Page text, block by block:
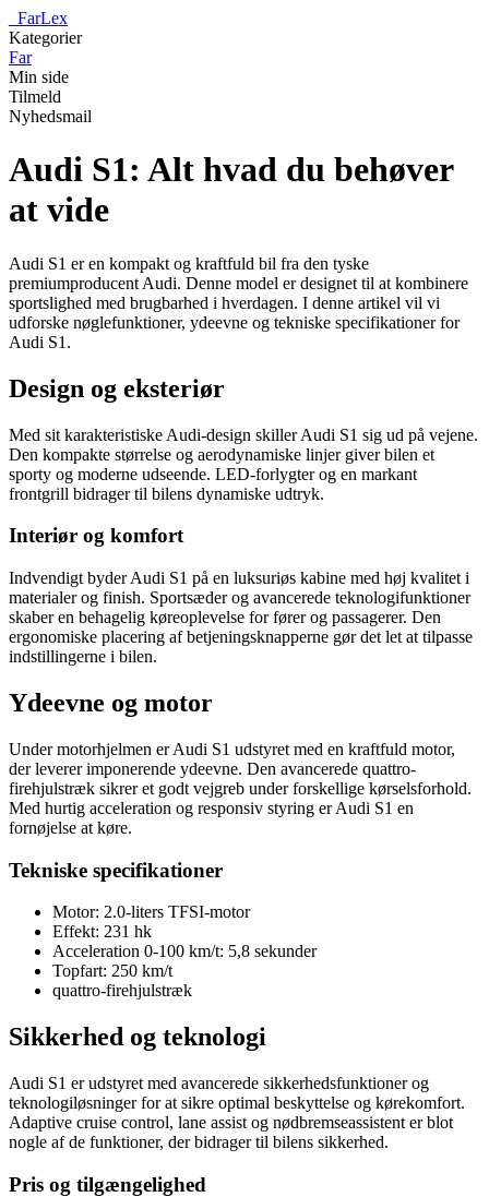
FarLex
Kategorier
Far
Min side
Tilmeld
Nyhedsmail
Audi S1: Alt hvad du behøver
at vide
Audi S1 er en kompakt og kraftfuld bil fra den tyske
premiumproducent Audi. Denne model er designet til at kombinere
sportslighed med brugbarhed i hverdagen. I denne artikel vil vi
udforske nøglefunktioner, ydeevne og tekniske specifikationer for
Audi S1.
Design og eksteriør
Med sit karakteristiske Audi-design skiller Audi S1 sig ud på vejene.
Den kompakte størrelse og aerodynamiske linjer giver bilen et
sporty og moderne udseende. LED-forlygter og en markant
frontgrill bidrager til bilens dynamiske udtryk.
Interiør og komfort
Indvendigt byder Audi S1 på en luksuriøs kabine med høj kvalitet i
materialer og finish. Sportsæder og avancerede teknologifunktioner
skaber en behagelig køreoplevelse for fører og passagerer. Den
ergonomiske placering af betjeningsknapperne gør det let at tilpasse
indstillingerne i bilen.
Ydeevne og motor
Under motorhjelmen er Audi S1 udstyret med en kraftfuld motor,
der leverer imponerende ydeevne. Den avancerede quattro-
firehjulstræk sikrer et godt vejgreb under forskellige kørselsforhold.
Med hurtig acceleration og responsiv styring er Audi S1 en
fornøjelse at køre.
Tekniske specifikationer
Motor: 2.0-liters TFSI-motor
Effekt: 231 hk
Acceleration 0-100 km/t: 5,8 sekunder
Topfart: 250 km/t
quattro-firehjulstræk
Sikkerhed og teknologi
Audi S1 er udstyret med avancerede sikkerhedsfunktioner og
teknologiløsninger for at sikre optimal beskyttelse og kørekomfort.
Adaptive cruise control, lane assist og nødbremseassistent er blot
nogle af de funktioner, der bidrager til bilens sikkerhed.
Pris og tilgængelighed